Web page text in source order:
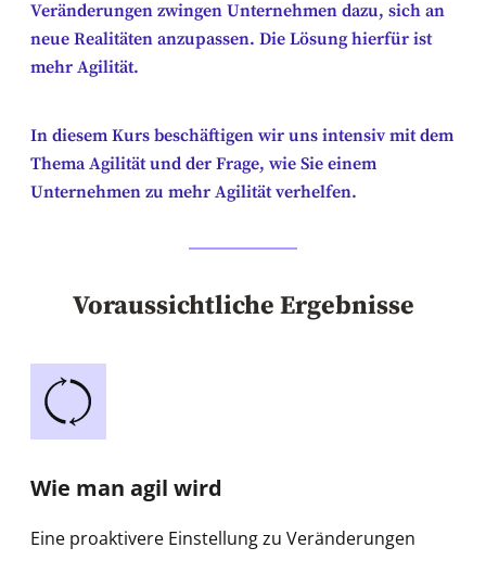
Veränderungen zwingen Unternehmen dazu, sich an
neue Realitäten anzupassen. Die Lösung hierfür ist
mehr Agilität.
In diesem Kurs beschäftigen wir uns intensiv mit dem
Thema Agilität und der Frage, wie Sie einem
Unternehmen zu mehr Agilität verhelfen.
Voraussichtliche Ergebnisse
Wie man agil wird
Eine proaktivere Einstellung zu Veränderungen